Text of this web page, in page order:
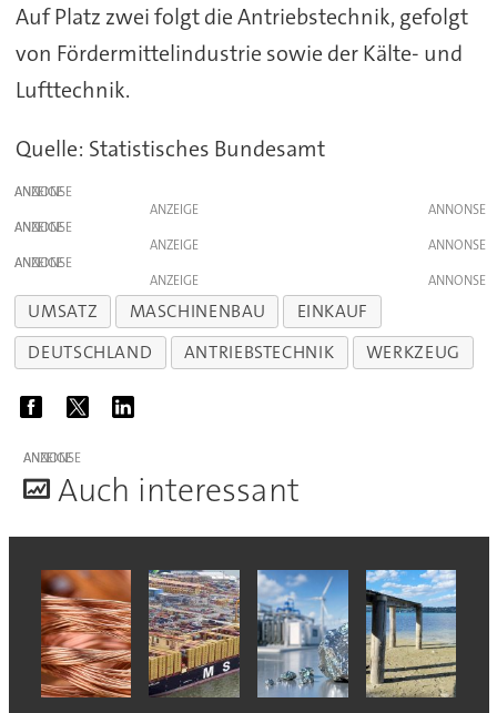
Auf Platz zwei folgt die Antriebstechnik, gefolgt
von Fördermittelindustrie sowie der Kälte- und
Lufttechnik.
Quelle: Statistisches Bundesamt
ANZEIGE
ANZEIGE
ANZEIGE
ANZEIGE
ANZEIGE
ANZEIGE
UMSATZ MASCHINENBAU
EINKAUF
DEUTSCHLAND
ANTRIEBSTECHNIK WERKZEUG
ANZEIGE
Auch interessant